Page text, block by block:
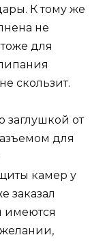
К тому же
не
для
скользит.
заглушкой от
для
камер у
заказал
имеются